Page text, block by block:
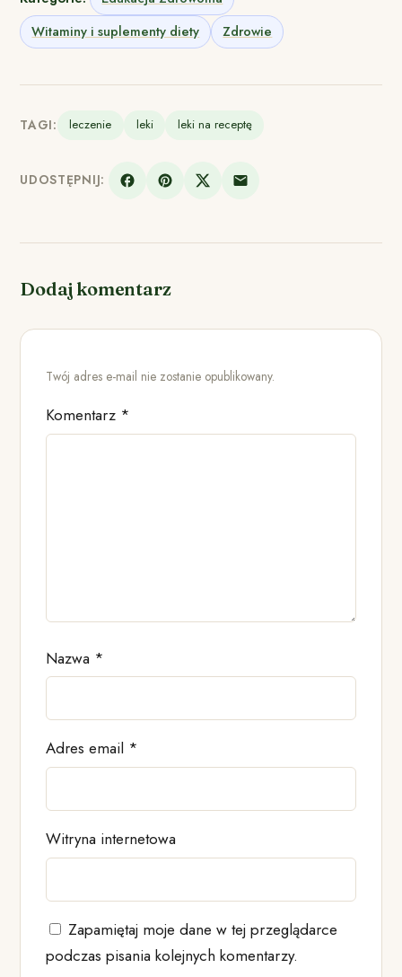
Witaminy i suplementy diety
Zdrowie
TAGI: leczenie leki leki na receptę
UDOSTĘPNIJ:
Dodaj komentarz
Twój adres e-mail nie zostanie opublikowany.
Komentarz *
Nazwa *
Adres email *
Witryna internetowa
Zapamiętaj moje dane w tej przeglądarce
podczas pisania kolejnych komentarzy.